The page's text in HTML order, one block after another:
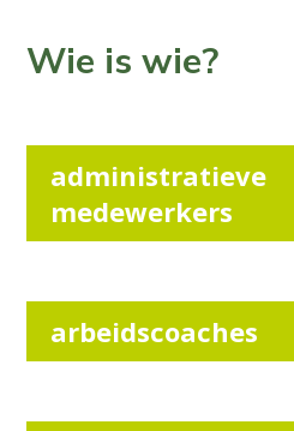
Wie is wie?
administratieve
medewerkers
arbeidscoaches